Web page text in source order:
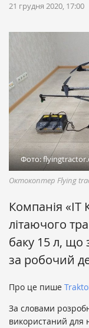
21 грудня 2020, 17:00
Фото:
Октокоптер Flying
Компанія «ІТ
літаючого
баку 15 л, що
за робочий
Про це пише
За словами
використаний для